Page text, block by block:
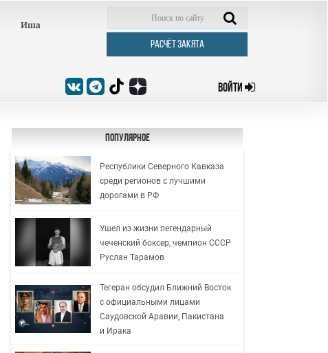
Иша
РАСЧЁТ ЗАКЯТА
ВОЙТИ
Популярное
Республики Северного Кавказа
среди регионов с лучшими
дорогами в РФ
Ушел из жизни легендарный
чеченский боксер, чемпион СССР
Руслан Тарамов
Тегеран обсудил Ближний Восток
с официальными лицами
Саудовской Аравии, Пакистана
и Ирака